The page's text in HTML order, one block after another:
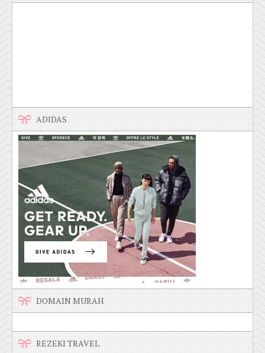
ADIDAS
DOMAIN MURAH
REZEKI TRAVEL